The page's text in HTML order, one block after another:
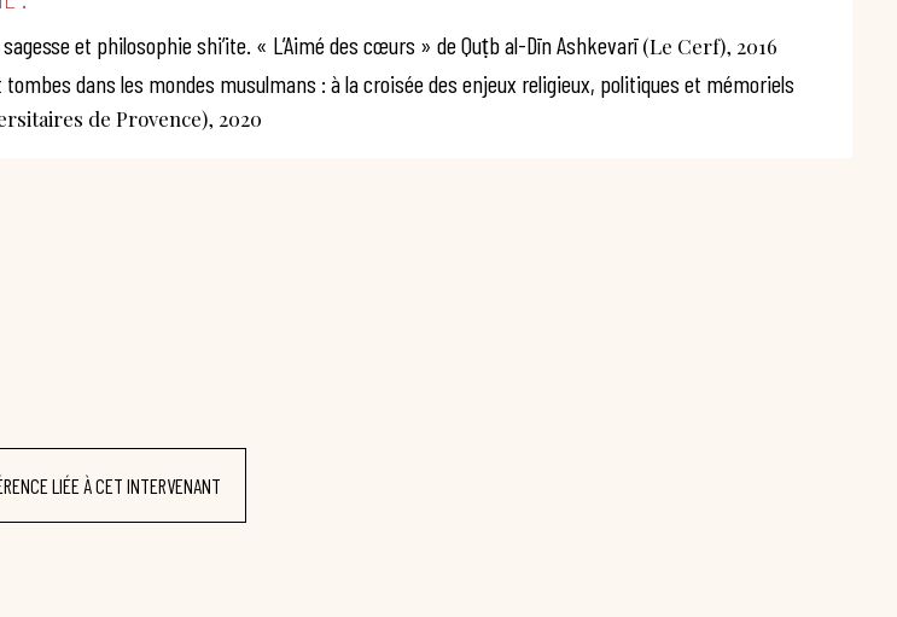
et philosophie shi’ite. « L’Aimé des cœurs » de Quṭb al-Dīn Ashkevarī(Le Cerf), 2016
dans les mondes musulmans : à la croisée des enjeux religieux, politiques et mémoriels
de Provence), 2020
LIÉE À CET INTERVENANT